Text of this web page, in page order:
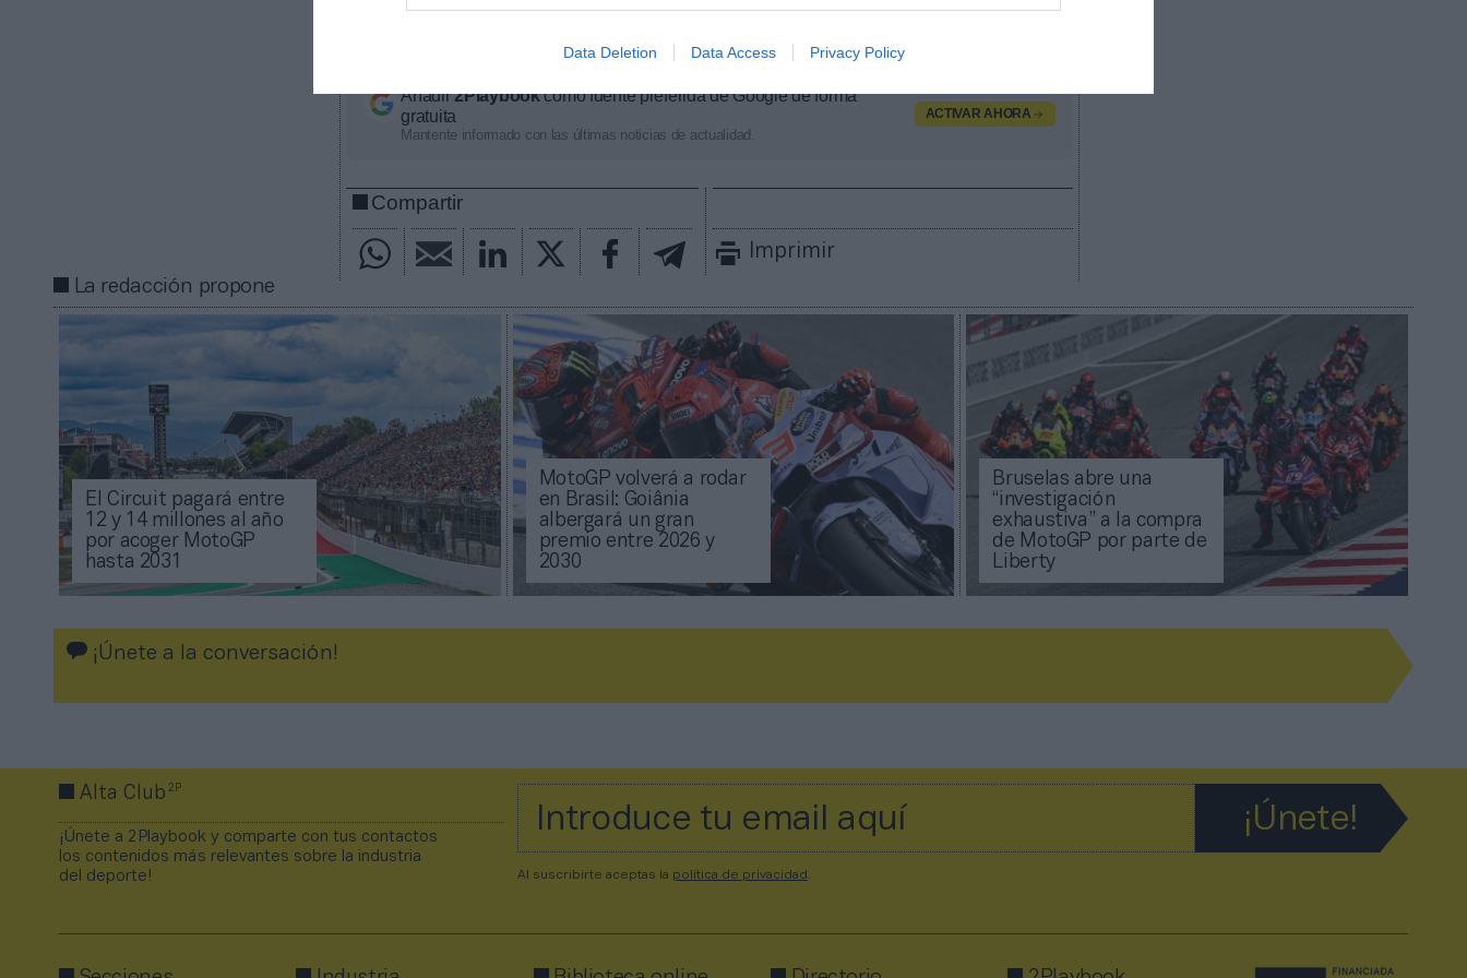
Data Deletion Data Access Privacy Policy
Copas del Rey y de la Reina de todos los deportes. Si quieres más
información, contacta con nosotros a través de
intelligence@2playbook.com
Añadir2Playbookcomo fuente preferida de Google de forma
gratuita
Mantente informado con las últimas noticias de actualidad.
ACTIVAR AHORA
Compartir
Imprimir
La redacción propone
El Circuit pagará entre
12 y 14 millones al año
por acoger MotoGP
hasta 2031
MotoGP volverá a rodar
en Brasil: Goiânia
albergará un gran
premio entre 2026 y
2030
Bruselas abre una
“investigación
exhaustiva” a la compra
de MotoGP por parte de
Liberty
¡Únete a la conversación!
Alta Club2P
¡Únete a 2Playbook y comparte con tus contactos
los contenidos más relevantes sobre la industria
del deporte!
Al suscribirte aceptas la política de privacidad